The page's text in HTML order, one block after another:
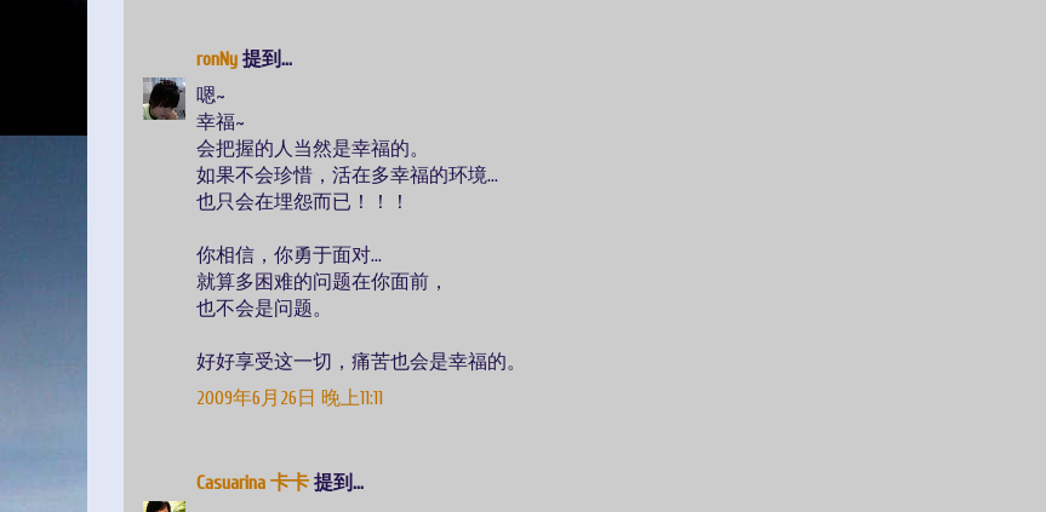
ronNy 提到...
嗯~
幸福~
会把握的人当然是幸福的。
如果不会珍惜，活在多幸福的环境...
也只会在埋怨而已！！！
你相信，你勇于面对...
就算多困难的问题在你面前，
也不会是问题。
好好享受这一切，痛苦也会是幸福的。
2009年6月26日 晚上11:11
Casuarina 卡卡 提到...